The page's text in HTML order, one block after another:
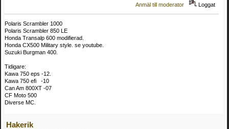
Anmäl till moderator Loggat
Polaris Scrambler 1000
Polaris Scrambler 850 LE
Honda Transalp 600 modifierad.
Honda CX500 Military style. se youtube.
Suzuki Burgman 400.
Tidigare:
Kawa 750 eps -12.
Kawa 750 efi -10
Can Am 800XT -07
CF Moto 500
Diverse MC.
Hakerik